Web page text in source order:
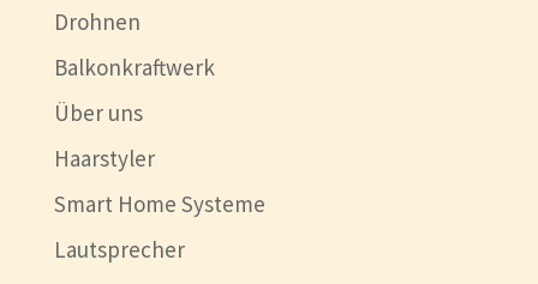
Drohnen
Balkonkraftwerk
Über uns
Haarstyler
Smart Home Systeme
Lautsprecher